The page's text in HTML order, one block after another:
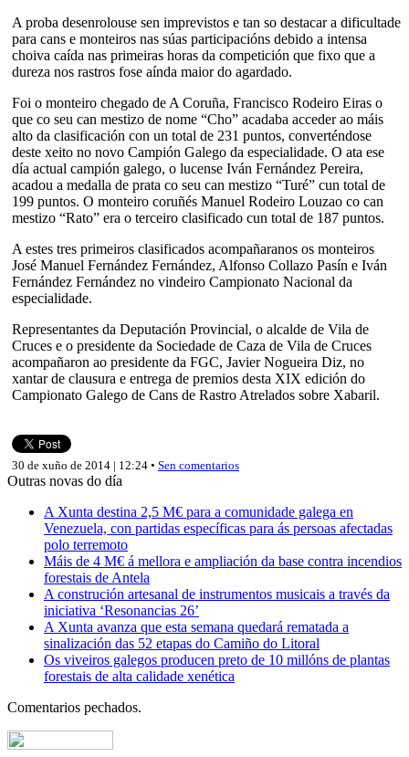
A proba desenrolouse sen imprevistos e tan so destacar a dificultade
para cans e monteiros nas súas participacións debido a intensa
choiva caída nas primeiras horas da competición que fixo que a
dureza nos rastros fose aínda maior do agardado.
Foi o monteiro chegado de A Coruña, Francisco Rodeiro Eiras o
que co seu can mestizo de nome “Cho” acadaba acceder ao máis
alto da clasificación con un total de 231 puntos, converténdose
deste xeito no novo Campión Galego da especialidade. O ata ese
día actual campión galego, o lucense Iván Fernández Pereira,
acadou a medalla de prata co seu can mestizo “Turé” cun total de
199 puntos. O monteiro coruñés Manuel Rodeiro Louzao co can
mestizo “Rato” era o terceiro clasificado cun total de 187 puntos.
A estes tres primeiros clasificados acompañaranos os monteiros
José Manuel Fernández Fernández, Alfonso Collazo Pasín e Iván
Fernández Fernández no vindeiro Campionato Nacional da
especialidade.
Representantes da Deputación Provincial, o alcalde de Vila de
Cruces e o presidente da Sociedade de Caza de Vila de Cruces
acompañaron ao presidente da FGC, Javier Nogueira Diz, no
xantar de clausura e entrega de premios desta XIX edición do
Campionato Galego de Cans de Rastro Atrelados sobre Xabaril.
30 de xuño de 2014 | 12:24 • Sen comentarios
Outras novas do día
A Xunta destina 2,5 M€ para a comunidade galega en
Venezuela, con partidas específicas para ás persoas afectadas
polo terremoto
Máis de 4 M€ á mellora e ampliación da base contra incendios
forestais de Antela
A construción artesanal de instrumentos musicais a través da
iniciativa ‘Resonancias 26’
A Xunta avanza que esta semana quedará rematada a
sinalización das 52 etapas do Camiño do Litoral
Os viveiros galegos producen preto de 10 millóns de plantas
forestais de alta calidade xenética
Comentarios pechados.